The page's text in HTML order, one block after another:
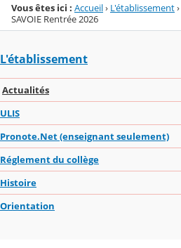
Vous êtes ici : Accueil› L'établissement›
SAVOIE Rentrée 2026
L'établissement
Actualités
ULIS
Pronote.Net (enseignant seulement)
Réglement du collège
Histoire
Orientation